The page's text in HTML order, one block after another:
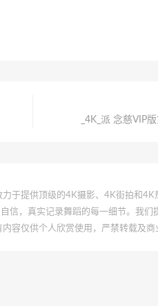
_4K_派 念慈VIP
于提供顶级的4K摄影、4K街拍和
信，真实记录舞蹈的每一细节。我
容仅供个人欣赏使用，严禁转载及商